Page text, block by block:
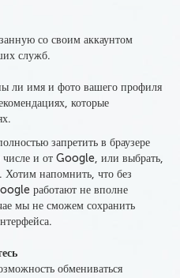
со своим аккаунтом
служб.
ли имя и фото вашего профиля
которые
запретить в браузере
и от Google, или выбрать,
напомнить, что без
работают не вполне
мы не сможем сохранить
обмениваться